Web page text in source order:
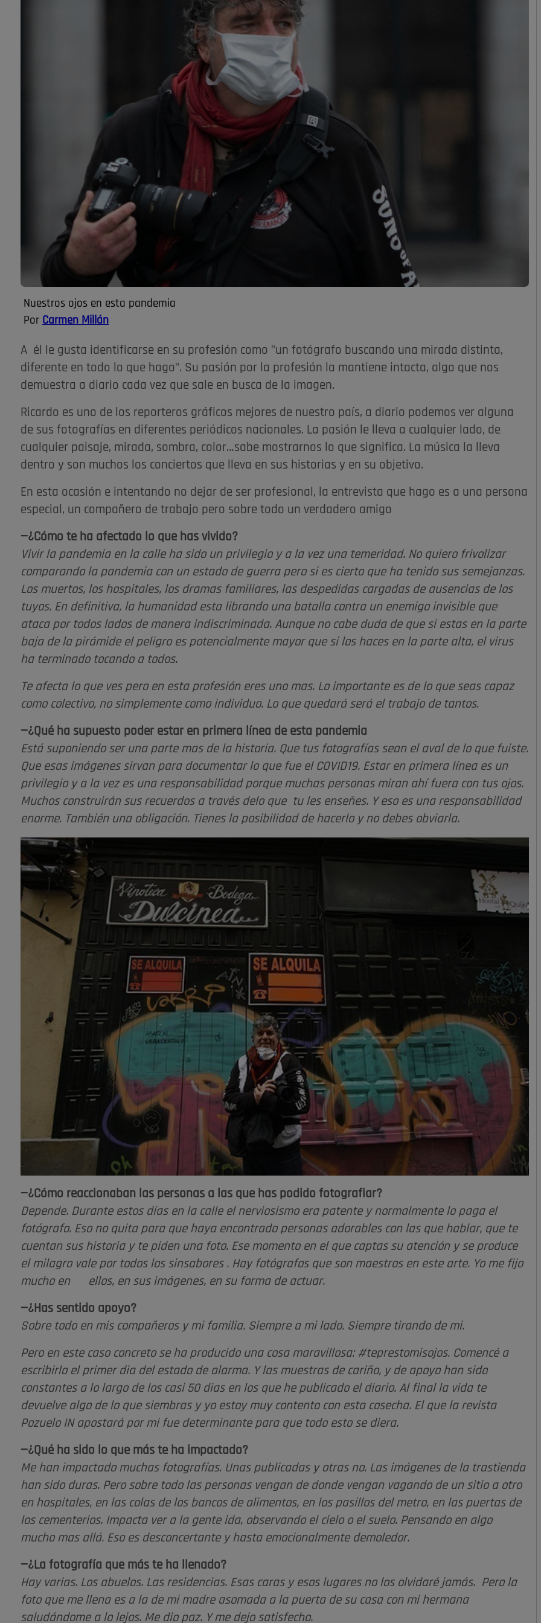
Nuestros ojos en esta pandemia
Por Carmen Millán
A él le gusta identificarse en su profesión como "un fotógrafo buscando una mirada distinta,
diferente en todo lo que hago". Su pasión por la profesión la mantiene intacta, algo que nos
demuestra a diario cada vez que sale en busca de la imagen.
Ricardo es uno de los reporteros gráficos mejores de nuestro país, a diario podemos ver alguna
de sus fotografías en diferentes periódicos nacionales. La pasión le lleva a cualquier lado, de
cualquier paisaje, mirada, sombra, color…sabe mostrarnos lo que significa. La música la lleva
dentro y son muchos los conciertos que lleva en sus historias y en su objetivo.
En esta ocasión e intentando no dejar de ser profesional, la entrevista que hago es a una persona
especial, un compañero de trabajo pero sobre todo un verdadero amigo
—¿Cómo te ha afectado lo que has vivido?
Vivir la pandemia en la calle ha sido un privilegio y a la vez una temeridad. No quiero frivolizar
comparando la pandemia con un estado de guerra pero si es cierto que ha tenido sus semejanzas.
Los muertos, los hospitales, los dramas familiares, las despedidas cargadas de ausencias de los
tuyos. En definitiva, la humanidad esta librando una batalla contra un enemigo invisible que
ataca por todos lados de manera indiscriminada. Aunque no cabe duda de que si estas en la parte
baja de la pirámide el peligro es potencialmente mayor que si los haces en la parte alta, el virus
ha terminado tocando a todos.
Te afecta lo que ves pero en esta profesión eres uno mas. Lo importante es de lo que seas capaz
como colectivo, no simplemente como individuo. Lo que quedará será el trabajo de tantos.
—¿Qué ha supuesto poder estar en primera línea de esta pandemia
Está suponiendo ser una parte mas de la historia. Que tus fotografías sean el aval de lo que fuiste.
Que esas imágenes sirvan para documentar lo que fue el COVID19. Estar en primera línea es un
privilegio y a la vez es una responsabilidad porque muchas personas miran ahí fuera con tus ojos.
Muchos construirán sus recuerdos a través delo que tu les enseñes. Y eso es una responsabilidad
enorme. También una obligación. Tienes la posibilidad de hacerlo y no debes obviarla.
—¿Cómo reaccionaban las personas a las que has podido fotografiar?
Depende. Durante estos días en la calle el nerviosismo era patente y normalmente lo paga el
fotógrafo. Eso no quita para que haya encontrado personas adorables con las que hablar, que te
cuentan sus historia y te piden una foto. Ese momento en el que captas su atención y se produce
el milagro vale por todos los sinsabores . Hay fotógrafos que son maestros en este arte. Yo me fijo
mucho en ellos, en sus imágenes, en su forma de actuar.
—¿Has sentido apoyo?
Sobre todo en mis compañeros y mi familia. Siempre a mi lado. Siempre tirando de mi.
Pero en este caso concreto se ha producido una cosa maravillosa: #teprestomisojos. Comencé a
escribirlo el primer dia del estado de alarma. Y las muestras de cariño, y de apoyo han sido
constantes a lo largo de los casi 50 dias en los que he publicado el diario. Al final la vida te
devuelve algo de lo que siembras y yo estoy muy contento con esta cosecha. El que la revista
Pozuelo IN apostará por mi fue determinante para que todo esto se diera.
—¿Qué ha sido lo que más te ha impactado?
Me han impactado muchas fotografías. Unas publicadas y otras no. Las imágenes de la trastienda
han sido duras. Pero sobre todo las personas vengan de donde vengan vagando de un sitio a otro
en hospitales, en las colas de los bancos de alimentos, en los pasillos del metro, en las puertas de
los cementerios. Impacta ver a la gente ida, observando el cielo o el suelo. Pensando en algo
mucho mas allá. Eso es desconcertante y hasta emocionalmente demoledor.
—¿La fotografía que más te ha llenado?
Hay varias. Los abuelos. Las residencias. Esas caras y esos lugares no los olvidaré jamás. Pero la
foto que me llena es a la de mi madre asomada a la puerta de su casa con mi hermana
saludándome a lo lejos. Me dio paz. Y me dejo satisfecho.